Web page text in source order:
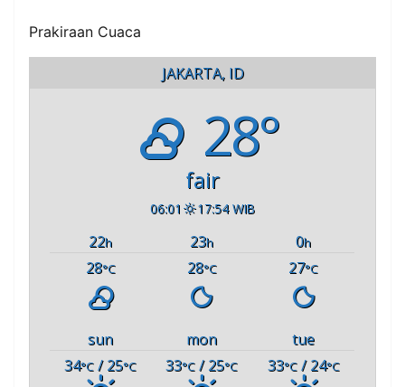
Prakiraan Cuaca
JAKARTA, ID
28°
fair
06:01 17:54 WIB
22h 23h 0h
28°C 28°C 27°C
sun mon
tue
34°C / 25°C 33°C / 25°C 33°C/ 24°C